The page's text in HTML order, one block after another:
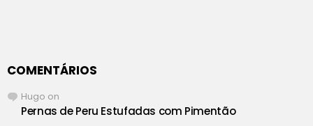
COMENTÁRIOS
Hugo on
Pernas de Peru Estufadas com Pimentão